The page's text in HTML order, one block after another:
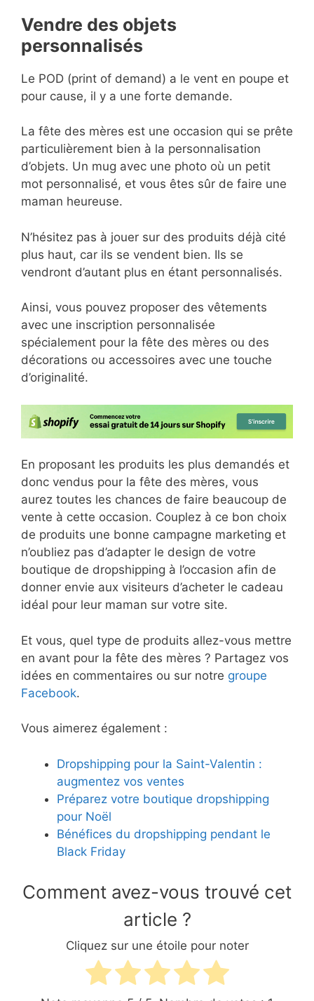
Vendre des objets
personnalisés
Le POD (print of demand) a le vent en poupe et
pour cause, il y a une forte demande.
La fête des mères est une occasion qui se prête
particulièrement bien à la personnalisation
d’objets. Un mug avec une photo où un petit
mot personnalisé, et vous êtes sûr de faire une
maman heureuse.
N’hésitez pas à jouer sur des produits déjà cité
plus haut, car ils se vendent bien. Ils se
vendront d’autant plus en étant personnalisés.
Ainsi, vous pouvez proposer des vêtements
avec une inscription personnalisée
spécialement pour la fête des mères ou des
décorations ou accessoires avec une touche
d’originalité.
En proposant les produits les plus demandés et
donc vendus pour la fête des mères, vous
aurez toutes les chances de faire beaucoup de
vente à cette occasion. Couplez à ce bon choix
de produits une bonne campagne marketing et
n’oubliez pas d’adapter le design de votre
boutique de dropshipping à l’occasion afin de
donner envie aux visiteurs d’acheter le cadeau
idéal pour leur maman sur votre site.
Et vous, quel type de produits allez-vous mettre
en avant pour la fête des mères ? Partagez vos
idées en commentaires ou sur notre groupe
Facebook.
Vous aimerez également :
Dropshipping pour la Saint-Valentin :
augmentez vos ventes
Préparez votre boutique dropshipping
pour Noël
Bénéfices du dropshipping pendant le
Black Friday
Comment avez-vous trouvé cet
article ?
Cliquez sur une étoile pour noter